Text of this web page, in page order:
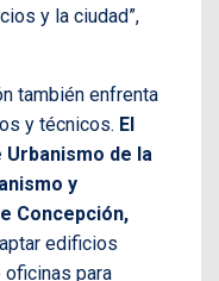
y la ciudad”,
también enfrenta
y técnicos. El
de la
y
Concepción,
edificios
para